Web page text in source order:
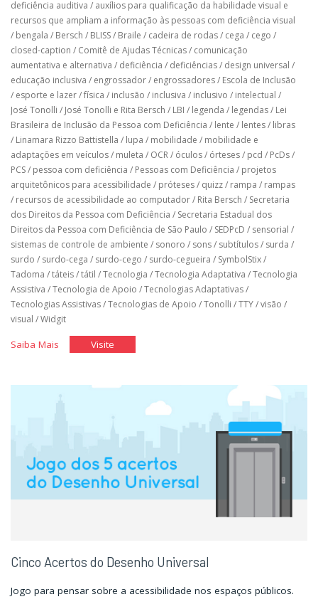
deficiência auditiva / auxílios para qualificação da habilidade visual e
recursos que ampliam a informação às pessoas com deficiência visual
/ bengala / Bersch / BLISS/ Braile / cadeira de rodas/ cega / cego /
closed-caption / Comitê de Ajudas Técnicas/ comunicação
aumentativa e alternativa / deficiência / deficiências/ design universal /
educação inclusiva / engrossador/ engrossadores/ Escola de Inclusão
/ esporte e lazer/física / inclusão / inclusiva / inclusivo / intelectual /
José Tonolli / José Tonolli e Rita Bersch / LBI / legenda / legendas/ Lei
Brasileira de Inclusão da Pessoa com Deficiência / lente / lentes/ libras
/ Linamara Rizzo Battistella / lupa / mobilidade / mobilidade e
adaptações em veículos/ muleta / OCR/ óculos/ órteses/ pcd / PcDs/
PCS/ pessoa com deficiência / Pessoas com Deficiência / projetos
arquitetônicos para acessibilidade / próteses/ quizz/ rampa / rampas
/ recursos de acessibilidade ao computador/ Rita Bersch / Secretaria
dos Direitos da Pessoa com Deficiência / Secretaria Estadual dos
Direitos da Pessoa com Deficiência de São Paulo / SEDPcD / sensorial /
sistemas de controle de ambiente / sonoro / sons/ subtítulos/ surda /
surdo / surdo-cega / surdo-cego / surdo-cegueira / SymbolStix/
Tadoma /táteis/tátil /Tecnologia /Tecnologia Adaptativa /Tecnologia
Assistiva /Tecnologia de Apoio /Tecnologias Adaptativas/
Tecnologias Assistivas/Tecnologias de Apoio /Tonolli /TTY/visão /
visual /Widgit
Saiba Mais"Tecnologia
Visite"Tecnologia
Cinco Acertos do Desenho Universal
Jogo para pensar sobre a acessibilidade nos espaços públicos.